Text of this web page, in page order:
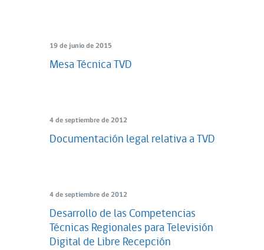
19 de junio de 2015
Mesa Técnica TVD
4 de septiembre de 2012
Documentación legal relativa a TVD
4 de septiembre de 2012
Desarrollo de las Competencias
Técnicas Regionales para Televisión
Digital de Libre Recepción